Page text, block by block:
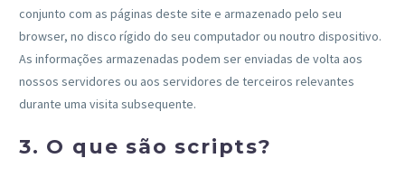
conjunto com as páginas deste site e armazenado pelo seu
browser, no disco rígido do seu computador ou noutro dispositivo.
As informações armazenadas podem ser enviadas de volta aos
nossos servidores ou aos servidores de terceiros relevantes
durante uma visita subsequente.
3. O que são scripts?